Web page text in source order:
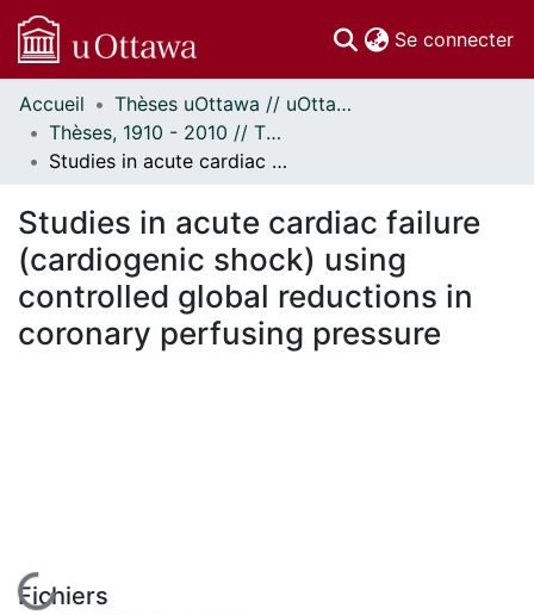
Se connecter
Communautés
et collections
Parcourir
À propos
Accueil
Thèses uOttawa // uOttawa Theses
Thèses, 1910 - 2010 // Theses, 1910 - 2010
Studies in acute cardiac failure (cardiogenic shock) using controlled global reductions in coronary perfusing pressure
Studies in acute cardiac failure
(cardiogenic shock) using
controlled global reductions in
coronary perfusing pressure
Fichiers